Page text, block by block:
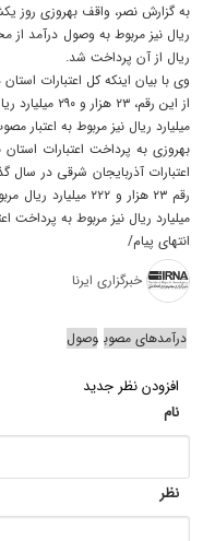
ریال از آن پرداخت شد.
میلیارد ریال نیز مربوط به اعتبار
بهروزی به پرداخت اعتبارات
میلیارد ریال نیز مربوط به پرداخت
انتهای پیام/
خبرگزاری ایرنا
درآمدهای مصوب وصول
افزودن نظر جدید
نام
نظر